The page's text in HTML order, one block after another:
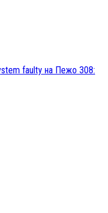
faulty на Пежо 308: